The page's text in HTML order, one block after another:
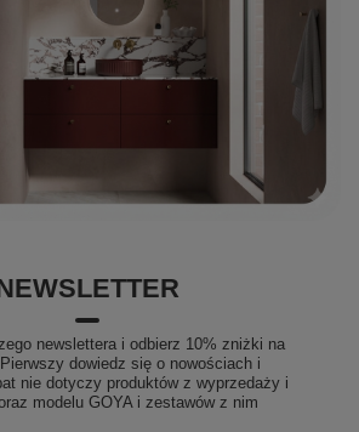
newslettera i odbierz 10% zniżki na
dowiedz się o nowościach i
nie dotyczy produktów z wyprzedaży i
modelu GOYA i zestawów z nim